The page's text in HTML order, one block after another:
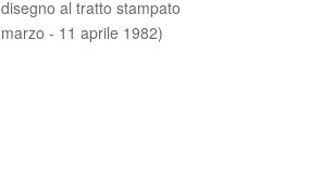
al tratto stampato
- 11 aprile 1982)